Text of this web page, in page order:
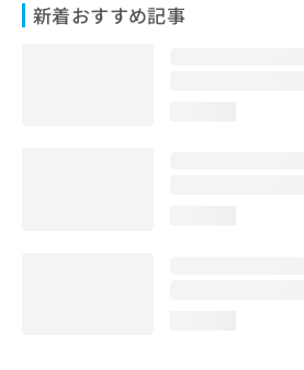
新着おすすめ記事
ち